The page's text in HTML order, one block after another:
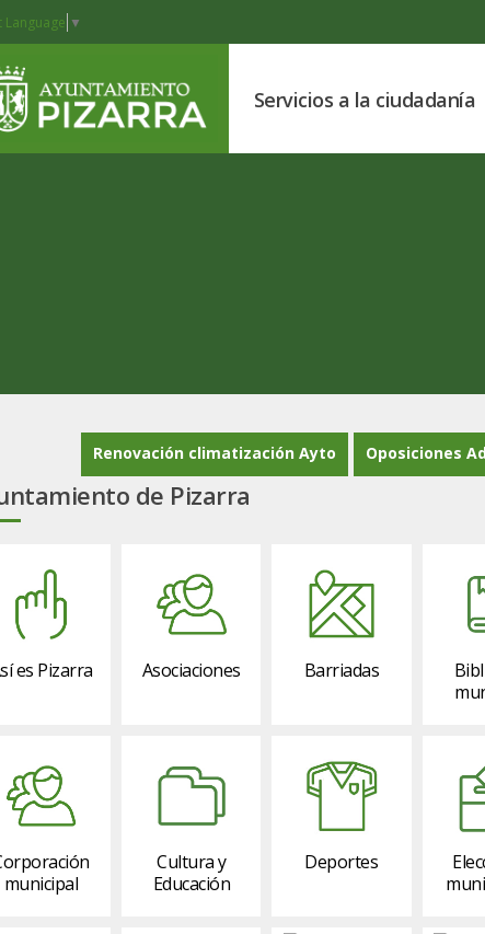
Language ▼
Servicios a la ciudadanía
Renovación climatización Ayto Oposiciones
de Pizarra
es Pizarra Asociaciones Barriadas
municipal
Cultura y
Educación
Deportes